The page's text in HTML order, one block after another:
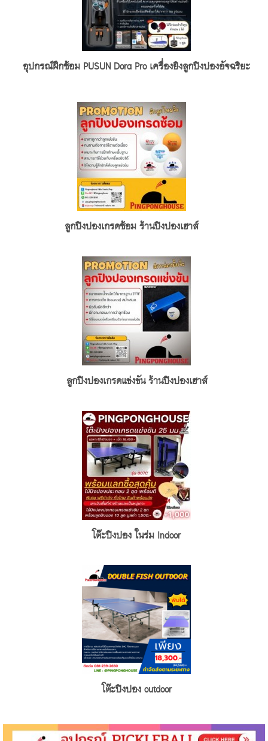
อุปกรณ์ฝึกซ้อม PUSUN Dora Pro เครื่องยิงลูกปิงปองอัจฉริยะ
ลูกปิงปองเกรดซ้อม ร้านปิงปองเฮาส์
ลูกปิงปองเกรดแข่งขัน ร้านปิงปองเฮาส์
โต๊ะปิงปอง ในร่ม Indoor
โต๊ะปิงปอง outdoor